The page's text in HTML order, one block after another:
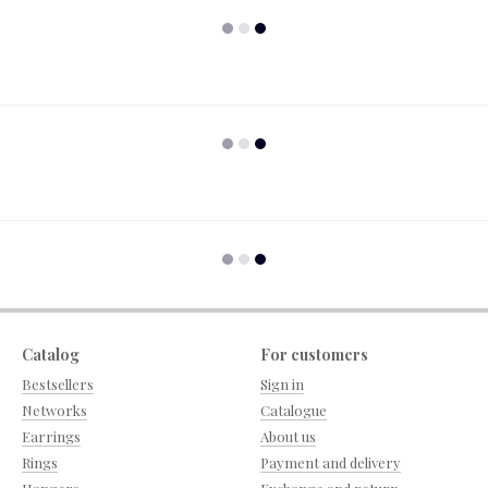
Catalog
Bestsellers
Networks
Earrings
Rings
For customers
Sign in
Catalogue
About us
Payment and delivery